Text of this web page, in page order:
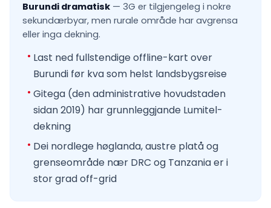
Burundi dramatisk — 3G er tilgjengeleg i nokre
sekundærbyar, men rurale område har avgrensa
eller inga dekning.
Last ned fullstendige offline-kart over
Burundi før kva som helst landsbygsreise
Gitega (den administrative hovudstaden
sidan 2019) har grunnleggjande Lumitel-
dekning
Dei nordlege høglanda, austre platå og
grenseområde nær DRC og Tanzania er i
stor grad off-grid